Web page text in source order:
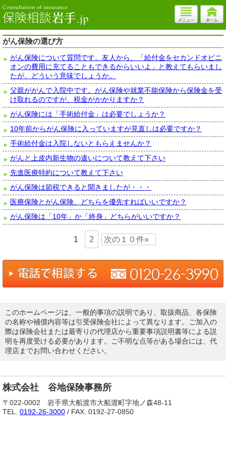
がん保険の選び方
がん保険について質問です。友人から、「給付金をセカンドオピニ
オンの費用に充てることもできるからいいよ」と教えてもらいまし
たが、どういう意味でしょうか。
父親ががんで入院中です。がん保険や就業不能保険から保険金を受
け取れるのですが、税金がかかりますか？
がん保険には「手術給付金」は必要でしょうか？
10年前からがん保険に入っていますが見直しは必要ですか？
手術給付金は入院しないともらえませんか？
がんと上皮内新生物の違いについて教えて下さい
先進医療特約について教えて下さい
がん保険は節税できると聞きましたが・・・
医療保険とがん保険、どちらを優先すればいいですか？
がん保険は「10年」か「終身」どちらがいいですか？
1 2 次の１０件»
このホームページは、一般的事項の説明であり、取扱商品、各保険
の名称や補償内容等は引受保険会社によって異なります。ご加入の
際は保険会社または最寄りの代理店から重要事項説明書等による説
明を再度受ける必要があります。ご不明な点等がある場合には、代
理店までお問い合わせください。
株式会社 谷地保険事務所
〒022-0002 岩手県大船渡市大船渡町字地ノ森48-11
TEL. 0192-26-3000 / FAX. 0192-27-0850